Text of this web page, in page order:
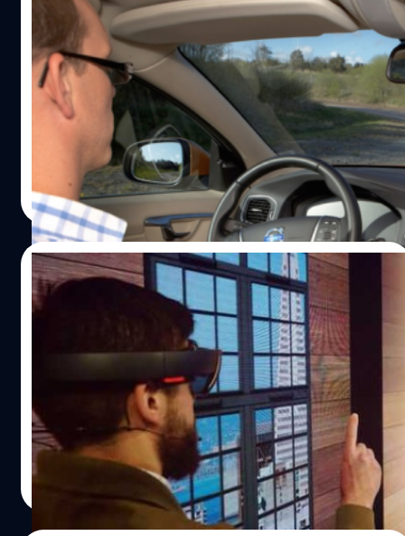
โปรเจ็กต์ Drive me ยานยนต์ขับเคลื่อนด้วยตัว
เอง ของ Volvo สำเร็จ พร้อมปล่อยรถต้นแบบ
ลงวิ่งแล้ว!
การขับรถระยะทางไกลๆ ไม่ว่าจะในช่วงเทศกาล หรือวันหยุด
ยาว เป็นอะไรที่เมื่อยมาก (คนนั้งก็สบายหน่อยโน๊ะ) แถมยัง
เสี่ยงต่อการหลับในอีกด้วย ผู้นำทางด้านทางเทคโนโลยีความ
ปลอดภัยในการขับขี่อย่าง Volvo จึงได้ทุ่มเทเวลาและงบ
ประมาณให้กับโปรเจ็กต์ Drive me ซึ่งเป็นการพัฒนารถยนต์ที่
รองรับระบบเซ็นเซอร์ และระบบสมองกลอัจฉริยะ ที่สามารถ
ควบคุมรถให้วิ่งได้เองโดยที่เราไม่ต้องจับพวงมาลัยเลยด้วยซ้ำ
โดยมีการวางแผนกันไว้ว่า ในปี 2017 Volvo จะปล่อยรถ ซีรีส์
XC90s ที่มี เทคโนโลยี Drive me จำนวน 100 คันลงวิ่งบนถนน
จริง ในเมือง Gothenburg ที่มีการจราจรคับคั่ง เทคโนโลยี
Drive me ของ Volvo นั้นเป็นอะไรที่น่าเยี่ยมมาก เพราะรถ
สามารถวิ่งไปได้เองด้วยความเร็วสูง โดยที่มือของผู้ขับไม่ต้อง
จับพวงมาลัยเลย ทำให้คุณสามารถทำกิจกรรมอย่างอื่นได้
แบบชิลๆ https://youtu.be/DsaVCTwIT5I เบื้องหลัง
เทคโนโลยีนี้คือ ระบบเซ็นเซอร์หลายรูปแบบ เริ่มต้นที่ ระบบ
เรดาร์, กล้อง , ลำแสงเลเซอร์ และเซ็นเซอร์อัลทราโซนิกส์ เพื่อ
ให้สามารถตรวจจับรถยนต์ และสิ่งกีดขวางได้ครบ 360 องศา
และรอบตัวรถ และมีระบบสมองกลที่ทำหน้าที่ประมวลผล
ข้อมูลจากเซ็นเซอร์ทุกตัว รวมถึงมีระบบ GPS…
salinee tintumrong| 3868 days ago
Read More
21/11/2015
บ๊ายบายโชว์รูม!!! ‘ในอนาคตเราอาจได้เลือกซื้อ
รถยนต์ผ่าน Hololens’
Volvo แบรนด์รถยนต์ชื่อดัง ได้ร่วมมือกับบริษัทไอทียักษ์ใหญ่
อย่าง Microsoft ตลอดช่วงหกเดือนที่ผ่านมา ร่วมกันพัฒนา
ให้ Hololens (แว่นที่สามารถจำลองภาพสามสิติเสมือนจริง
ของ Microsoft) สามารถช่วยลูกค้าในการเลือกซื้อรถยนต์
โดยให้ลูกค้ามองผ่าน Hololens ที่แสดงบรรยากาศจำลอง
ภายในรถยนต์ สมรรถนะต่างๆ รวมถึงแสดงรายละเอียดปลีก
ย่อยอื่นๆ ซึ่งทำให้ลูกค้าได้รับประสบการณ์ที่ดียิ่งขึ้นในการ
เลือกซื้อรถยนต์ของ Volvo
Thanakorn Poonsuk| 3912 days ago